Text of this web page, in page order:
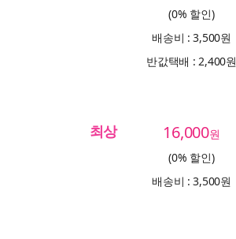
(0% 할인)
배송비 : 3,500원
반값택배 : 2,400원
최상 16,000원
(0% 할인)
배송비 : 3,500원